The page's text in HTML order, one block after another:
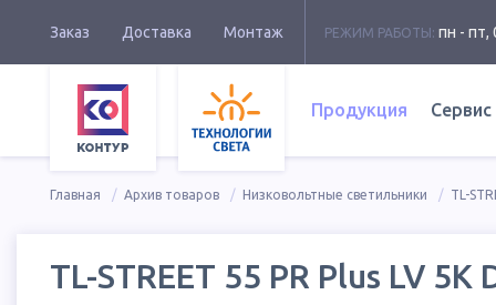
Заказ Доставка Монтаж РЕЖИМ РАБОТЫ: пн - пт,
Продукция Сервис
Главная Архив товаров Низковольтные светильники TL-
TL-STREET 55 PR Plus LV 5K